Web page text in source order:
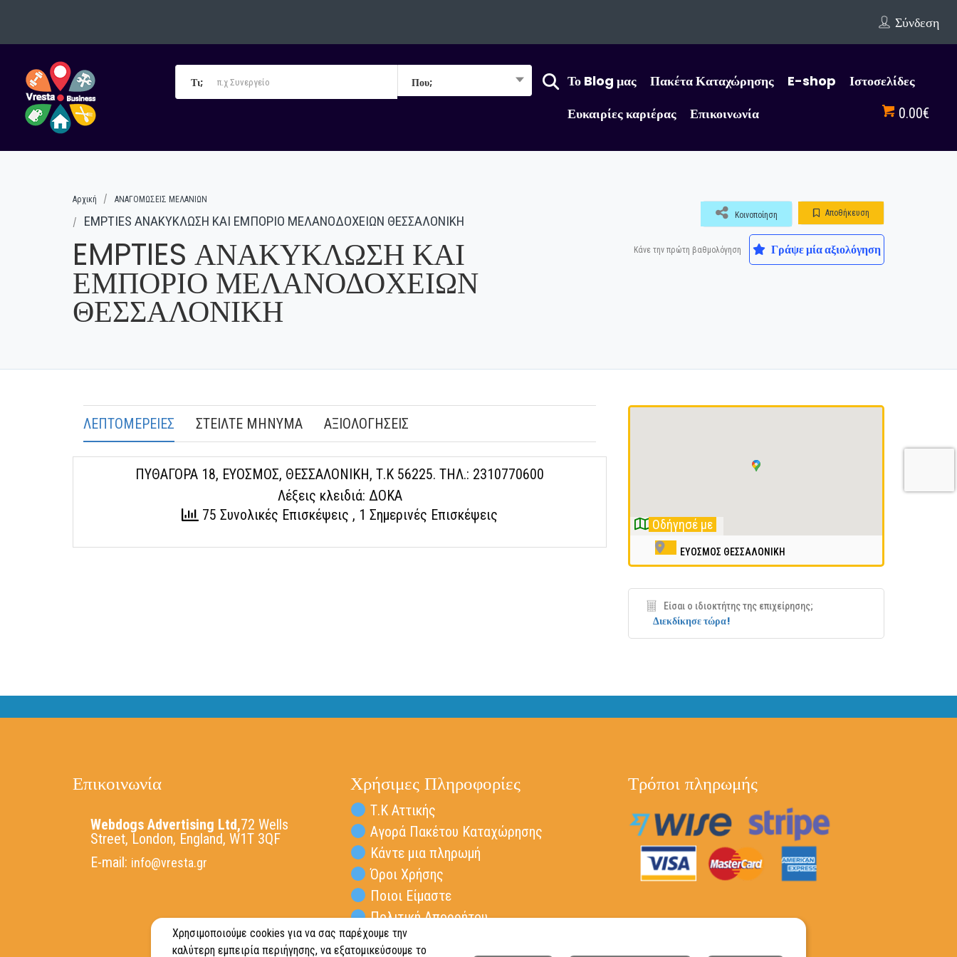
Σύνδεση
Τι; Που; Το Blog μας Πακέτα Καταχώρησης E-shop
Ιστοσελίδες
Ευκαιρίες καριέρας
Επικοινωνία 0.00€
Αρχική ΑΝΑΓΟΜΩΣΕΙΣ ΜΕΛΑΝΙΩΝ
EMPTIES ΑΝΑΚΥΚΛΩΣΗ ΚΑΙ ΕΜΠΟΡΙΟ ΜΕΛΑΝΟΔΟΧΕΙΩΝ ΘΕΣΣΑΛΟΝΙΚΗ
EMPTIES ΑΝΑΚΥΚΛΩΣΗ ΚΑΙ
ΕΜΠΟΡΙΟ ΜΕΛΑΝΟΔΟΧΕΙΩΝ
ΘΕΣΣΑΛΟΝΙΚΗ
Αποθήκευση
Κοινοποίηση
Κάνε την πρώτη βαθμολόγηση Γράψε μία αξιολόγηση
ΛΕΠΤΟΜΕΡΕΙΕΣ ΣΤΕΙΛΤΕ ΜΗΝΥΜΑ ΑΞΙΟΛΟΓΗΣΕΙΣ
ΠΥΘΑΓΟΡΑ 18, ΕΥΟΣΜΟΣ, ΘΕΣΣΑΛΟΝΙΚΗ, Τ.Κ 56225. ΤΗΛ.: 2310770600
Λέξεις κλειδιά: ΔΟΚΑ
75 Συνολικές Επισκέψεις , 1 Σημερινές Επισκέψεις
Οδήγησέ με
ΕΥΟΣΜΟΣ ΘΕΣΣΑΛΟΝΙΚΗ
Είσαι ο ιδιοκτήτης της επιχείρησης;
Διεκδίκησε τώρα!
Επικοινωνία
Webdogs Advertising Ltd,72 Wells
Street, London, England, W1T 3QF
E-mail: info@vresta.gr
Χρήσιμες Πληροφορίες
Τ.Κ Αττικής
Αγορά Πακέτου Καταχώρησης
Κάντε μια πληρωμή
Όροι Χρήσης
Ποιοι Είμαστε
Πολιτική Απορρήτου
Επικοινωνία Vresta.gr
Τρόποι πληρωμής
Χρησιμοποιούμε cookies για να σας παρέχουμε την
καλύτερη εμπειρία περιήγησης, να εξατομικεύσουμε το